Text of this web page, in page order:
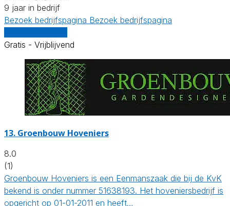
9 jaar in bedrijf
Bezoek bedrijfspagina Bezoek bedrijfspagina
Gratis - Vrijblijvend
13. Groenbouw Hoveniers
8.0
(1)
Groenbouw Hoveniers is een Eenmanszaak die bij de KvK
bekend is onder nummer 51638193. Het hoveniersbedrijf is
opgericht op 01-01-2011 en heeft…